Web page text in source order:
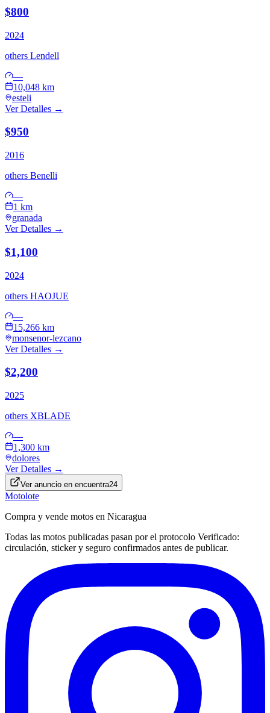
$800
2024
others Lendell
—
10,048 km
esteli
Ver Detalles →
$950
2016
others Benelli
—
1 km
granada
Ver Detalles →
$1,100
2024
others HAOJUE
—
15,266 km
monsenor-lezcano
Ver Detalles →
$2,200
2025
others XBLADE
—
1,300 km
dolores
Ver Detalles →
Ver anuncio en encuentra24
Motolote
Compra y vende motos en Nicaragua
Todas las motos publicadas pasan por el protocolo Verificado:
circulación, sticker y seguro confirmados antes de publicar.